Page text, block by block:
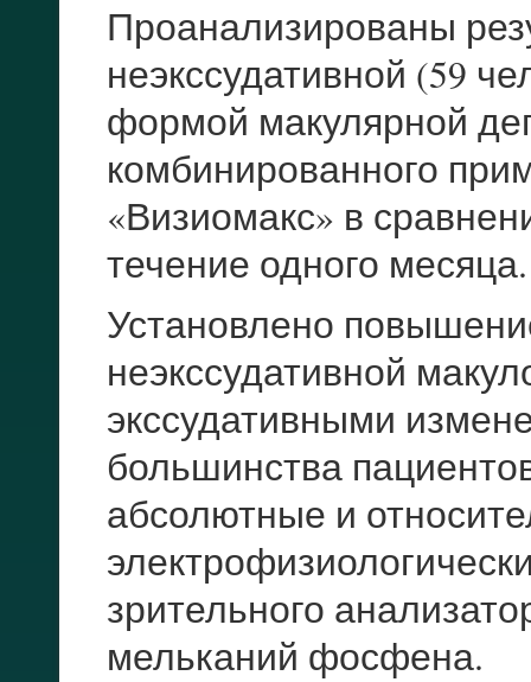
Проанализированы
неэкссудативной (59
формой макулярной
комбинированного
«Визиомакс» в
течение одного месяца.
Установлено
неэкссудативной
экссудативными
большинства
абсолютные и
зрительного
мельканий фосфена.